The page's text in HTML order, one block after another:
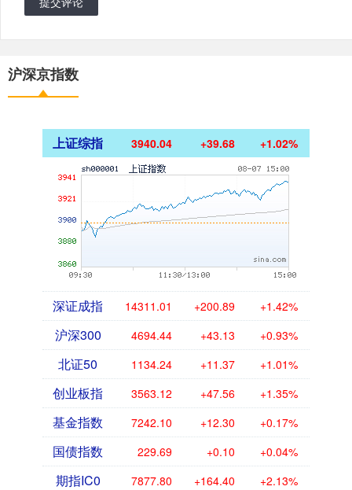
沪深京指数
上证综指 3940.04 +39.68 +1.02%
深证成指 14311.01 +200.89 +1.42%
沪深300 4694.44 +43.13 +0.93%
北证50 1134.24 +11.37 +1.01%
创业板指 3563.12 +47.56 +1.35%
基金指数 7242.10 +12.30 +0.17%
国债指数 229.69 +0.10 +0.04%
期指IC0 7877.80 +164.40 +2.13%